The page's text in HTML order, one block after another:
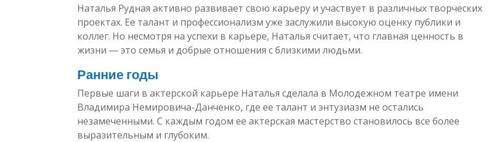
Наталья Рудная активно развивает свою карьеру и участвует в различных творческих
проектах. Ее талант и профессионализм уже заслужили высокую оценку публики и
коллег. Но несмотря на успехи в карьере, Наталья считает, что главная ценность в
жизни — это семья и добрые отношения с близкими людьми.
Ранние годы
Первые шаги в актерской карьере Наталья сделала в Молодежном театре имени
Владимира Немировича-Данченко, где ее талант и энтузиазм не остались
незамеченными. С каждым годом ее актерская мастерство становилось все более
выразительным и глубоким.